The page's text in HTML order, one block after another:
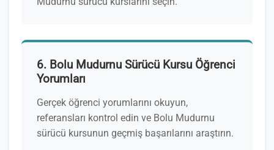
6. Bolu Mudurnu Sürücü Kursu Öğrenci
Yorumları
Gerçek öğrenci yorumlarını okuyun,
referansları kontrol edin ve Bolu Mudurnu
sürücü kursunun geçmiş başarılarını araştırın.